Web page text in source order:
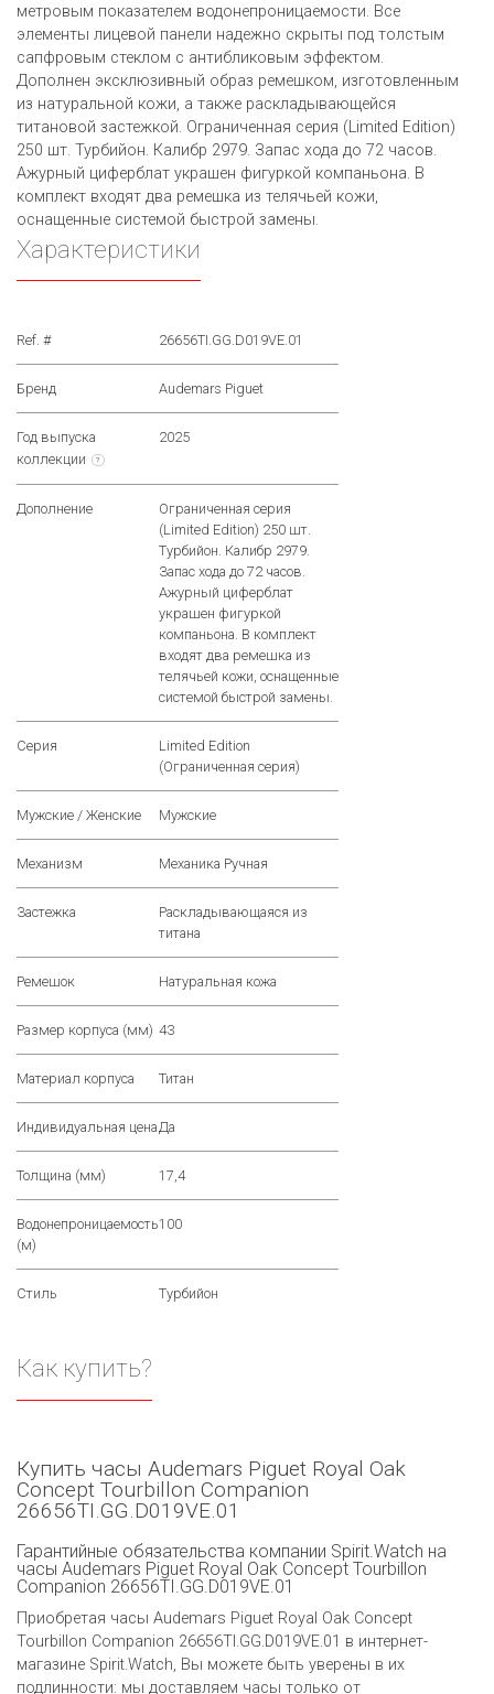
метровым показателем водонепроницаемости. Все
элементы лицевой панели надежно скрыты под толстым
сапфровым стеклом с антибликовым эффектом.
Дополнен эксклюзивный образ ремешком, изготовленным
из натуральной кожи, а также раскладывающейся
титановой застежкой. Ограниченная серия (Limited Edition)
250 шт. Турбийон. Калибр 2979. Запас хода до 72 часов.
Ажурный циферблат украшен фигуркой компаньона. В
комплект входят два ремешка из телячьей кожи,
оснащенные системой быстрой замены.
Характеристики
Ref. # 26656TI.GG.D019VE.01
Бренд Audemars Piguet
Год выпуска
коллекции
?
2025
Дополнение
Ограниченная серия
(Limited Edition) 250 шт.
Турбийон. Калибр 2979.
Запас хода до 72 часов.
Ажурный циферблат
украшен фигуркой
компаньона. В комплект
входят два ремешка из
телячьей кожи, оснащенные
системой быстрой замены.
Серия
Limited Edition
(Ограниченная серия)
Мужские / Женские Мужские
Механизм Механика Ручная
Застежка
Раскладывающаяся из
титана
Ремешок Натуральная кожа
Размер корпуса (мм) 43
Материал корпуса Титан
Индивидуальная ценаДа
Толщина (мм) 17,4
Водонепроницаемость
(м)
100
Стиль Турбийон
Как купить?
Купить часы Audemars Piguet Royal Oak
Concept Tourbillon Companion
26656TI.GG.D019VE.01
Гарантийные обязательства компании Spirit.Watch на
часы Audemars Piguet Royal Oak Concept Tourbillon
Companion 26656TI.GG.D019VE.01
Приобретая часы Audemars Piguet Royal Oak Concept
Tourbillon Companion 26656TI.GG.D019VE.01 в интернет-
магазине Spirit.Watch, Вы можете быть уверены в их
подлинности: мы доставляем часы только от